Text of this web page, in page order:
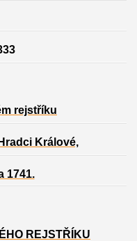
rejstříku
Králové,
1741.
REJSTŘÍKU